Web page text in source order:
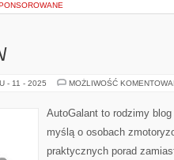
- 11 - 2025 MOŻLIWOŚĆ
AutoGalant to rodzimy
myślą o osobach
praktycznych porad